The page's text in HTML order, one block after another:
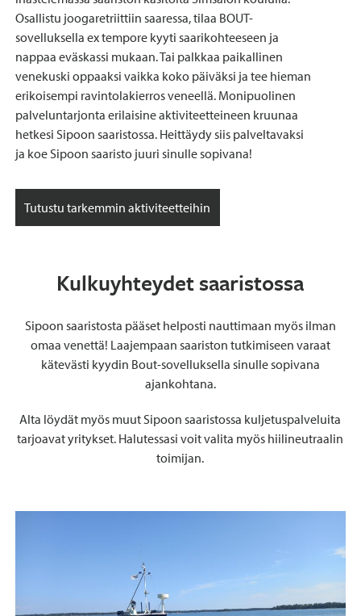
Osallistu joogaretriittiin saaressa, tilaa BOUT-
sovelluksella ex tempore kyyti saarikohteeseen ja
nappaa eväskassi mukaan. Tai palkkaa paikallinen
venekuski oppaaksi vaikka koko päiväksi ja tee hieman
erikoisempi ravintolakierros veneellä. Monipuolinen
palveluntarjonta erilaisine aktiviteetteineen kruunaa
hetkesi Sipoon saaristossa. Heittäydy siis palveltavaksi
ja koe Sipoon saaristo juuri sinulle sopivana!
Tutustu tarkemmin aktiviteetteihin
Kulkuyhteydet saaristossa
Sipoon saaristosta pääset helposti nauttimaan myös ilman
omaa venettä! Laajempaan saariston tutkimiseen varaat
kätevästi kyydin Bout-sovelluksella sinulle sopivana
ajankohtana.
Alta löydät myös muut Sipoon saaristossa kuljetuspalveluita
tarjoavat yritykset. Halutessasi voit valita myös hiilineutraalin
toimijan.